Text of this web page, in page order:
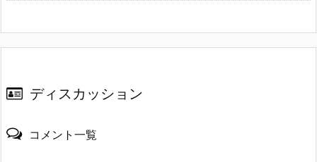
ディスカッション
コメント一覧